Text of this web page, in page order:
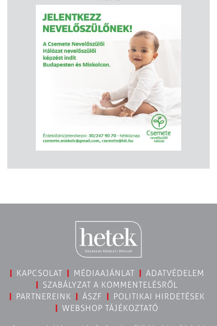
KAPCSOLAT MÉDIAAJÁNLAT
ADATVÉDELEM
SZABÁLYZAT A KOMMENTELÉSRŐL
PARTNEREINK
ÁSZF
POLITIKAI HIRDETÉSEK
WEBSHOP TÁJÉKOZTATÓ